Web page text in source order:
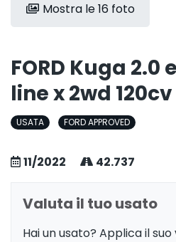
Mostra le 16 foto
FORD Kuga
line x 2wd
USATA FORD APPROVED
11/2022 42.737
Valuta il tuo usato
Hai un usato? Applica il